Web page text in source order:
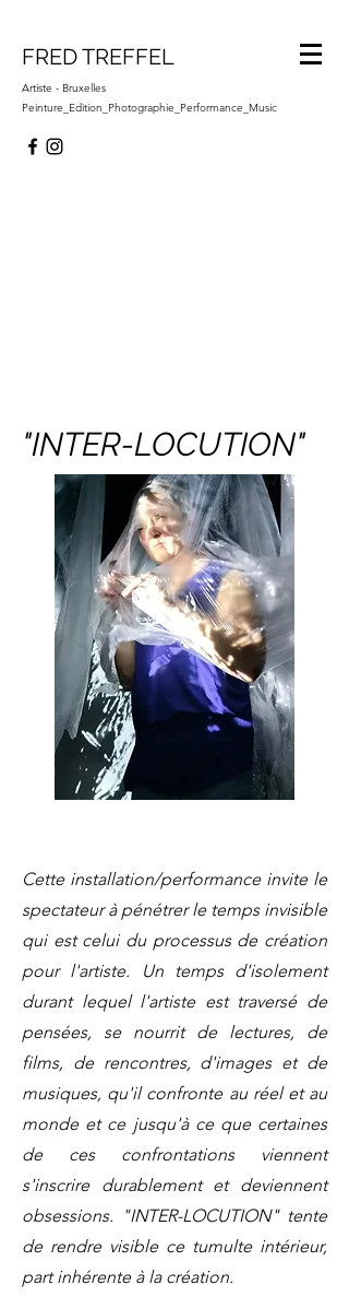
FRED TREFFEL
Artiste - Bruxelles
Peinture_Edition_Photographie_Performance_Music
"INTER-LOCUTION"
Cette installation/performance invite le
spectateur à pénétrer le temps invisible
qui est celui du processus de création
pour l'artiste. Un temps d'isolement
durant lequel l'artiste est traversé de
pensées, se nourrit de lectures, de
films, de rencontres, d'images et de
musiques, qu'il confronte au réel et au
monde et ce jusqu'à ce que certaines
de ces confrontations viennent
s'inscrire durablement et deviennent
obsessions. "INTER-LOCUTION" tente
de rendre visible ce tumulte intérieur,
part inhérente à la création.